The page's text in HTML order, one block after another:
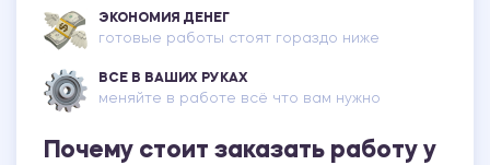
ЭКОНОМИЯ ДЕНЕГ
готовые работы стоят гораздо ниже
ВСЕ В ВАШИХ РУКАХ
меняйте в работе всё что вам нужно
Почему стоит заказать работу у